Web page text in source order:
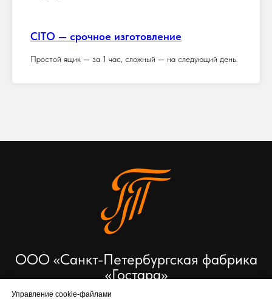
CITO — срочное изготовление
Простой ящик — за 1 час, сложный — на следующий день.
ООО «Санкт-Петербургская фабрика
«Гостара»
Управление cookie-файлами